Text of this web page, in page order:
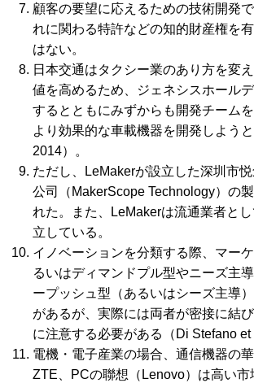
顧客の要望に応えるための技術開発
れに関わる特許などの知的財産権を
はない。
日本交通はタクシー業のあり方を変
値を高めるため、ジェネシスホール
するとともにみずからも開発チームを
より効果的な車載機器を開発しよう
2014）。
ただし、
LeMakerが設立した深圳市
公司（ MakerScope Technology）の
れた。また、
LeMakerは流通業者とし
立している。
イノベーションを分類する際、マー
るいはディマンドプル型やニーズ主
ープッシュ型（あるいはシーズ主導
があるが、実際には両者が密接に結
に注意する必要がある（Di Stefano et
電機・電子産業の場合、通信機器の
ZTE、PCの聯想 （ Lenovo）は高い